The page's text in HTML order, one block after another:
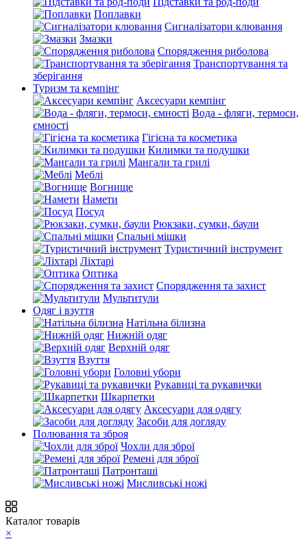
Поплавки
Сигналізатори клювання
Змазки
Спорядження риболова
Транспортування та
зберігання
Туризм та кемпінг
Аксесуари кемпінг
Вода - фляги, термоси,
ємності
Гігієна та косметика
Килимки та подушки
Мангали та грилі
Меблі
Вогнище
Намети
Посуд
Рюкзаки, сумки, баули
Спальні мішки
Туристичний інструмент
Ліхтарі
Оптика
Спорядження та захист
Мультитули
Одяг і взуття
Натільна білизна
Нижній одяг
Верхній одяг
Взуття
Головні убори
Рукавиці та рукавички
Шкарпетки
Аксесуари для одягу
Засоби для догляду
Полювання та зброя
Чохли для зброї
Ремені для зброї
Патронташі
Мисливські ножі
Каталог товарів
×